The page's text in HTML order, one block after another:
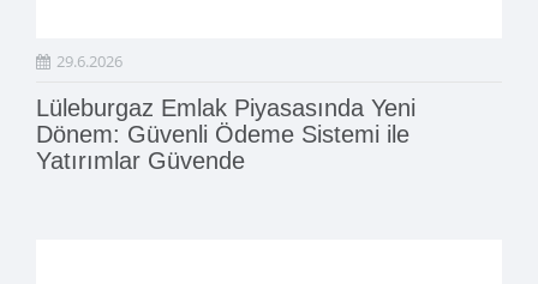
29.6.2026
Lüleburgaz Emlak Piyasasında Yeni
Dönem: Güvenli Ödeme Sistemi ile
Yatırımlar Güvende